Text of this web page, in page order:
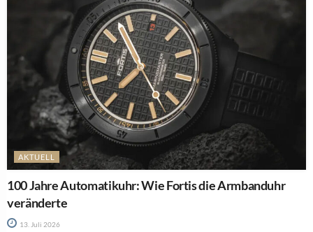
AKTUELL
100 Jahre Automatikuhr: Wie Fortis die Armbanduhr
veränderte
13. Juli 2026